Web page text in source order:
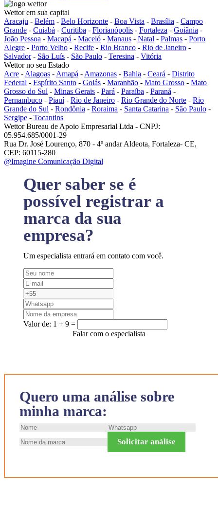
Quero uma análise sobre
minha marca:
Solicitar análise
Wettor em sua capital
Aracaju - Belém - Belo Horizonte - Boa Vista - Brasília - Campo
Grande - Cuiabá - Curitiba - Florianópolis - Fortaleza - Goiânia -
João Pessoa - Macapá - Maceió - Manaus - Natal - Palmas - Porto
Alegre - Porto Velho - Recife - Rio Branco - Rio de Janeiro -
Salvador- São Luís - São Paulo - Teresina - Vitória
Wettor no seu Estado
Acre - Alagoas - Amapá - Amazonas - Bahia - Ceará - Distrito
Federal - Espírito Santo - Goiás - Maranhão - Mato Grosso - Mato
Grosso do Sul - Minas Gerais - Pará - Paraíba - Paraná -
Pernambuco - Piauí- Rio de Janeiro - Rio Grande do Norte - Rio
Grande do Sul - Rondônia - Roraima - Santa Catarina - São Paulo -
Sergipe - Tocantins
Wettor Bureau de Apoio Empresarial Ltda - CNPJ:
05.954.685/0001-29
Rua Dr. José Lourenço, 870 - 4º andar Aldeota, Fortaleza- CE,
CEP: 60115-280
@Imagine Comunicação Digital
Quer saber se é
possível registrar a
marca da sua
empresa?
Um especialista entrará em contato com você.
Valor de: 1 + 9 =
Falar com o especialista